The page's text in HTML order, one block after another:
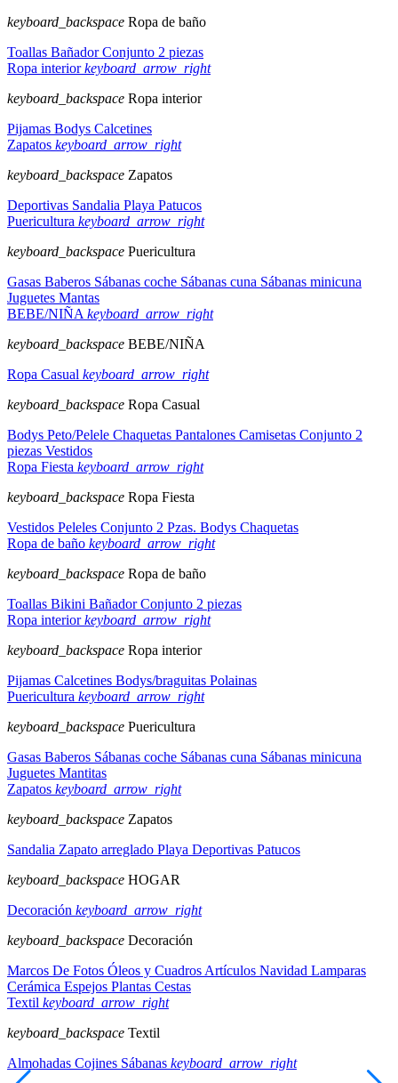
keyboard_backspace Ropa de baño
Toallas BañadorConjunto 2 piezas
Ropa interiorkeyboard_arrow_right
keyboard_backspace Ropa interior
Pijamas Bodys Calcetines
Zapatos keyboard_arrow_right
keyboard_backspace Zapatos
Deportivas Sandalia Playa Patucos
Puericultura keyboard_arrow_right
keyboard_backspace Puericultura
Gasas Baberos Sábanas coche Sábanas cuna Sábanas minicuna
Juguetes Mantas
BEBE/NIÑA keyboard_arrow_right
keyboard_backspace BEBE/NIÑA
Ropa Casual keyboard_arrow_right
keyboard_backspace Ropa Casual
Bodys Peto/Pelele Chaquetas Pantalones Camisetas Conjunto 2
piezas Vestidos
Ropa Fiesta keyboard_arrow_right
keyboard_backspace Ropa Fiesta
Vestidos Peleles Conjunto 2 Pzas. Bodys Chaquetas
Ropa de baño keyboard_arrow_right
keyboard_backspace Ropa de baño
Toallas Bikini BañadorConjunto 2 piezas
Ropa interiorkeyboard_arrow_right
keyboard_backspace Ropa interior
Pijamas Calcetines Bodys/braguitas Polainas
Puericultura keyboard_arrow_right
keyboard_backspace Puericultura
Gasas Baberos Sábanas coche Sábanas cuna Sábanas minicuna
Juguetes Mantitas
Zapatos keyboard_arrow_right
keyboard_backspace Zapatos
Sandalia Zapato arreglado Playa Deportivas Patucos
keyboard_backspace HOGAR
Decoración keyboard_arrow_right
keyboard_backspace Decoración
Marcos De Fotos Óleos y Cuadros Artículos Navidad Lamparas
Cerámica Espejos Plantas Cestas
Textil keyboard_arrow_right
keyboard_backspace Textil
Almohadas Cojines Sábanas keyboard_arrow_right